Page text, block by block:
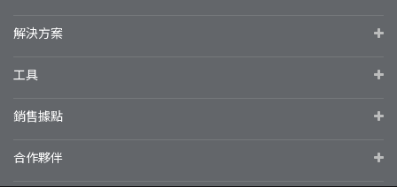
解決方案
工具
銷售據點
合作夥伴